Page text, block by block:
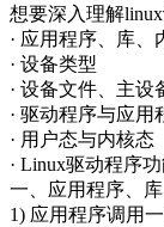
想要深入理解
· 应用程序、库
· 设备类型
· 设备文件、主设
· 驱动程序与应用
· 用户态与内核态
· Linux驱动程序
一、应用程序、
1) 应用程序调用